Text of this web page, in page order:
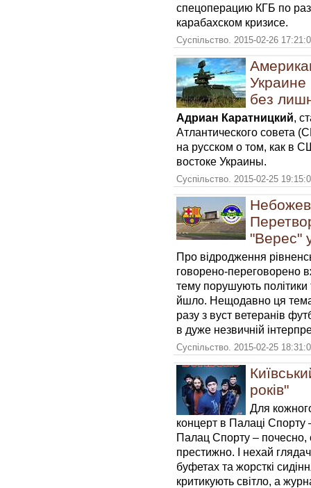
спецоперацию КГБ по
карабахском кризисе.
Суспільство. 2015-02-26
Украине
без
Адриан Каратницкий,
Атлантического совета
на русском о том, как в
востоке Украины.
Суспільство. 2015-02-25
"Верес"
Про відродження
говорено-переговорено
тему порушують
йшло. Нещодавно ця
разу з вуст ветеранів
в дуже незвичній
Суспільство. 2015-02-25
років"
Для
концерт в Палаці Спорту
Палац Спорту – почесно,
престижно. І нехай
буфетах та жорсткі
критикують світло, а